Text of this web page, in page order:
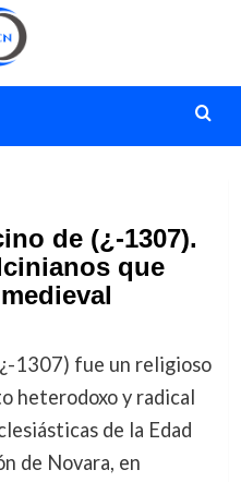
de (¿-1307).
que
1307) fue un religioso
heterodoxo y radical
de la Edad
de Novara, en